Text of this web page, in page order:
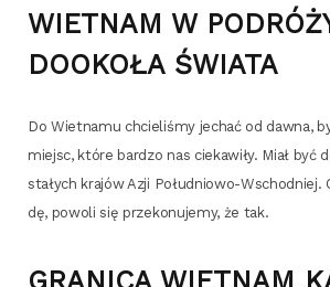
WIETNAM W
DOOKOŁA ŚWIATA
Do Wiet­na­mu chcie­li­śmy jechać od daw­na,
miejsc, któ­re bar­dzo nas cie­ka­wi­ły. Miał być
sta­łych kra­jów Azji Połu­dnio­wo-
dę, powo­li się prze­ko­nu­je­my, że tak.